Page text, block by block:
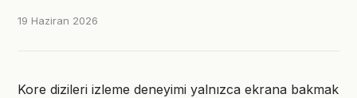
19 Haziran 2026
Kore dizileri izleme deneyimi yalnızca ekrana bakmak